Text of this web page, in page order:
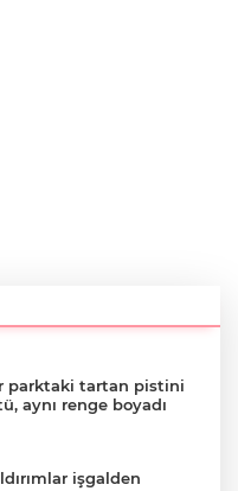
parktaki tartan pistini
aynı renge boyadı
işgalden